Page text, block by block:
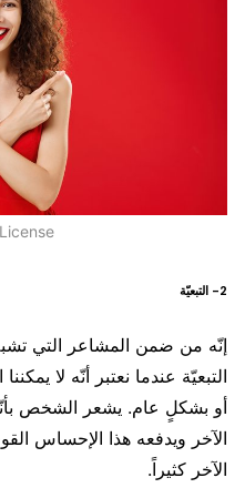
2- التبعيّة
إنّه من ضمن المشاعر التي
التبعيّة عندما نعتبر أنّه لا
أو بشكلٍ عام. يشعر الشخص
الآخر ويدفعه هذا الإحساس
الآخر كثيراً.